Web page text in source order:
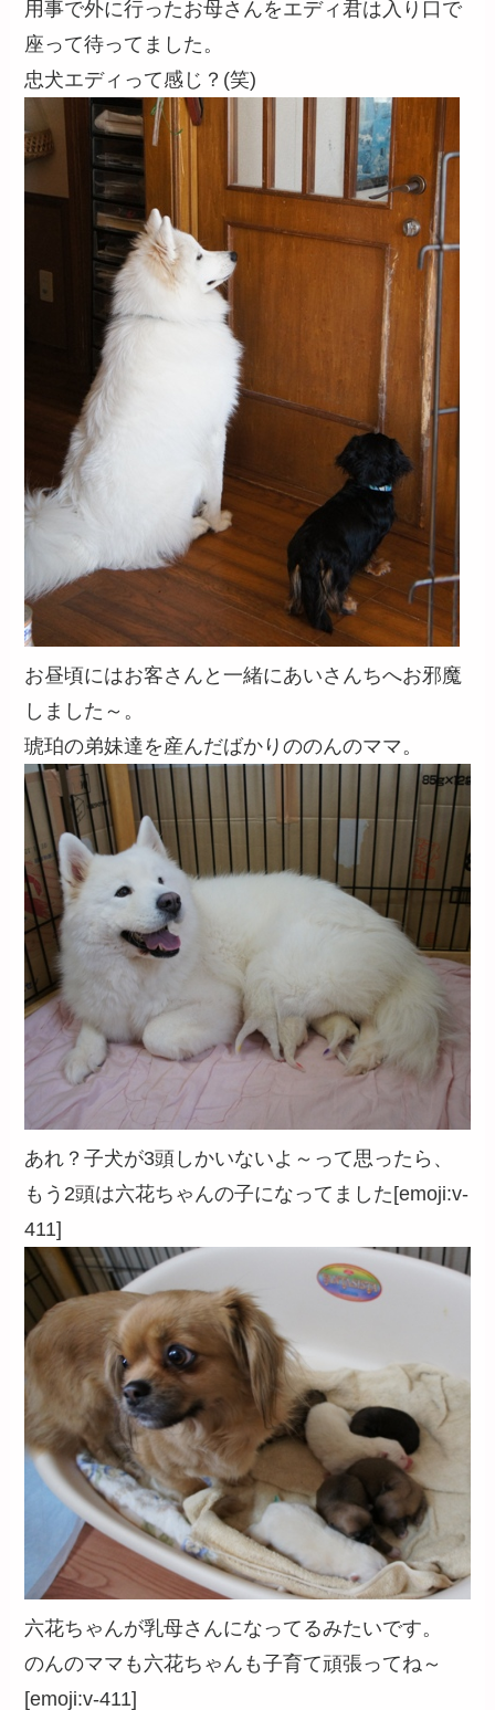
用事で外に行ったお母さんをエディ君は入り口で
座って待ってました。
忠犬エディって感じ？(笑)
お昼頃にはお客さんと一緒にあいさんちへお邪魔
しました～。
琥珀の弟妹達を産んだばかりののんのママ。
あれ？子犬が3頭しかいないよ～って思ったら、
もう2頭は六花ちゃんの子になってました[emoji:v-
411]
六花ちゃんが乳母さんになってるみたいです。
のんのママも六花ちゃんも子育て頑張ってね～
[emoji:v-411]